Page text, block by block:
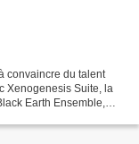
convaincre du talent
Xenogenesis Suite, la
Earth Ensemble,